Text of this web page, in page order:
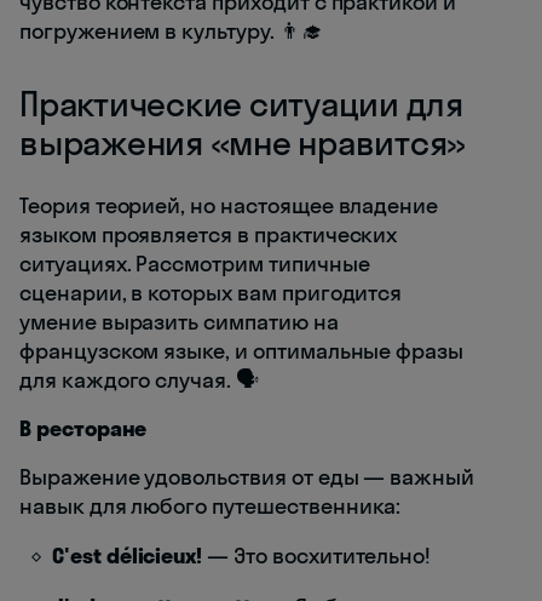
погружением в культуру. 👨‍🎓
Практические ситуации для
выражения «мне нравится»
Теория теорией, но настоящее владение
языком проявляется в практических
ситуациях. Рассмотрим типичные
сценарии, в которых вам пригодится
умение выразить симпатию на
французском языке, и оптимальные фразы
для каждого случая. 🗣️
В ресторане
Выражение удовольствия от еды — важный
навык для любого путешественника:
C'est délicieux! — Это восхитительно!